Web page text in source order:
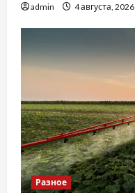
admin 4 августа, 2026
Разное